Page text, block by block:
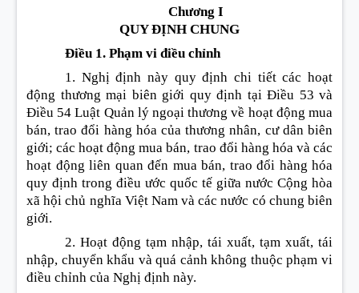
Chương I
QUY ĐỊNH CHUNG
Điều 1. Phạm vi điều chỉnh
1. Nghị định này quy định chi tiết các hoạt
động thương mại biên giới quy định tại Điều 53 và
Điều 54 Luật Quản lý ngoại thương về hoạt động mua
bán, trao đổi hàng hóa của thương nhân, cư dân biên
giới; các hoạt động mua bán, trao đổi hàng hóa và các
hoạt động liên quan đến mua bán, trao đổi hàng hóa
quy định trong điều ước quốc tế giữa nước Cộng hòa
xã hội chủ nghĩa Việt Nam và các nước có chung biên
giới.
2. Hoạt động tạm nhập, tái xuất, tạm xuất, tái
nhập, chuyển khẩu và quá cảnh không thuộc phạm vi
điều chỉnh của Nghị định này.